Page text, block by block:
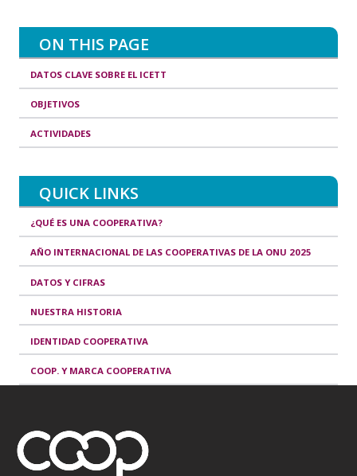
ON THIS PAGE
DATOS CLAVE SOBRE EL ICETT
OBJETIVOS
ACTIVIDADES
QUICK LINKS
¿QUÉ ES UNA COOPERATIVA?
AÑO INTERNACIONAL DE LAS COOPERATIVAS DE LA ONU 2025
DATOS Y CIFRAS
NUESTRA HISTORIA
IDENTIDAD COOPERATIVA
COOP. Y MARCA COOPERATIVA